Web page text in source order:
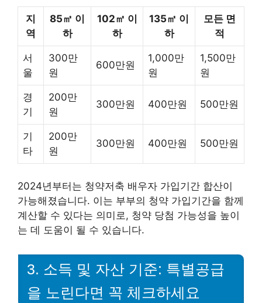
지
역
85㎡ 이
하
102㎡ 이
하
135㎡ 이
하
모든 면
적
서
울
300만
원
600만원
1,000만
원
1,500만
원
경
기
200만
원
300만원 400만원 500만원
기
타
200만
원
300만원 400만원 500만원
2024년부터는 청약저축 배우자 가입기간 합산이
가능해졌습니다. 이는 부부의 청약 가입기간을 함께
계산할 수 있다는 의미로, 청약 당첨 가능성을 높이
는 데 도움이 될 수 있습니다.
3. 소득 및 자산 기준: 특별공급
을 노린다면 꼭 체크하세요